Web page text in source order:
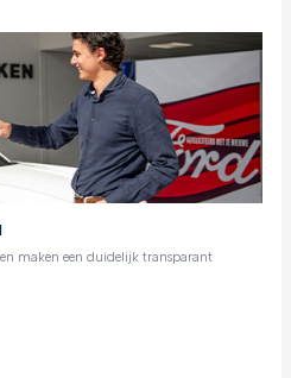
maken een duidelijk transparant